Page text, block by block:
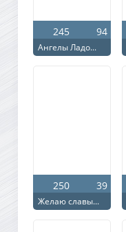
245 94
Ангелы Ладо...
250 39
Желаю славы...